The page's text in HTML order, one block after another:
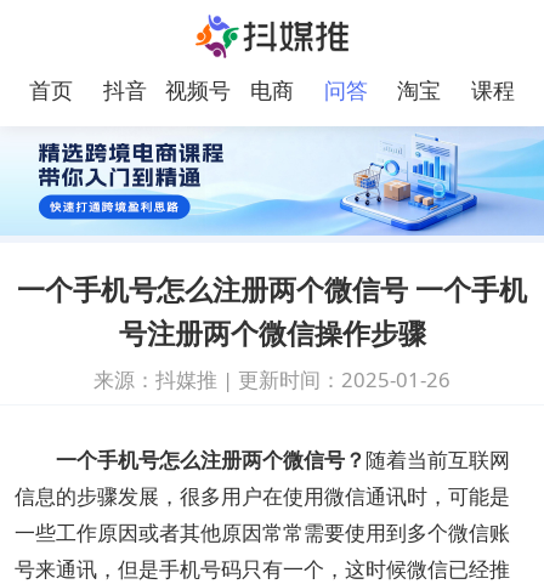
首页 抖音 视频号 电商 问答 淘宝 课程
一个手机号怎么注册两个微信号 一个手机
号注册两个微信操作步骤
来源：抖媒推 | 更新时间：2025-01-26
一个手机号怎么注册两个微信号？ 随着当前互联网
信息的步骤发展，很多用户在使用微信通讯时，可能是
一些工作原因或者其他原因常常需要使用到多个微信账
号来通讯，但是手机号码只有一个，这时候微信已经推